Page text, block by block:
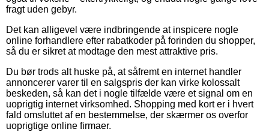
fragt uden gebyr.
Det kan alligevel være indbringende at inspicere nogle
online forhandlere efter rabatkoder på forinden du shopper,
så du er sikret at modtage den mest attraktive pris.
Du bør trods alt huske på, at såfremt en internet handler
annoncerer varer til en salgspris der kan virke kolossalt
beskeden, så kan det i nogle tilfælde være et signal om en
uoprigtig internet virksomhed. Shopping med kort er i hvert
fald omsluttet af en bestemmelse, der skærmer os overfor
uoprigtige online firmaer.